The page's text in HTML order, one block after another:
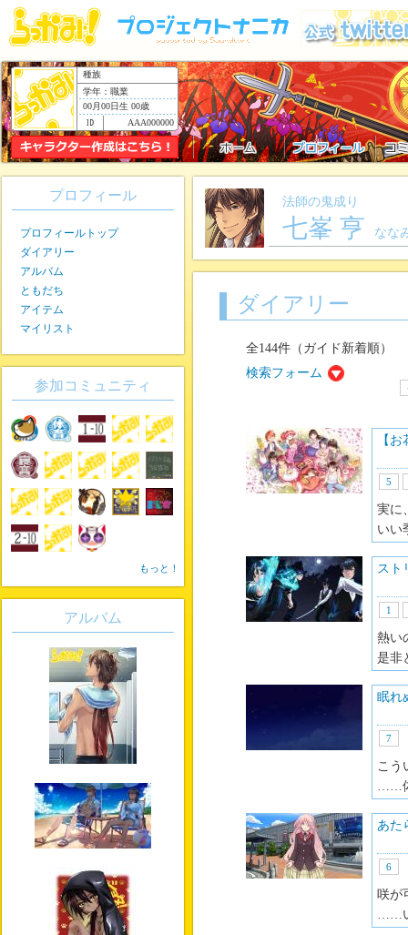
種族
学年：職業
00月00日生 00歳
AAA000000
法師の鬼成り
七峯 亨 なな
ダイアリー
全144件（ガイド新着順）
検索フォーム
【
5
実に
いい
スト
1
熱い
是非
眠れ
7
こう
……
あた
6
咲が
……
プロフィール
プロフィールトップ
ダイアリー
アルバム
ともだち
アイテム
マイリスト
参加コミュニティ
もっと！
アルバム